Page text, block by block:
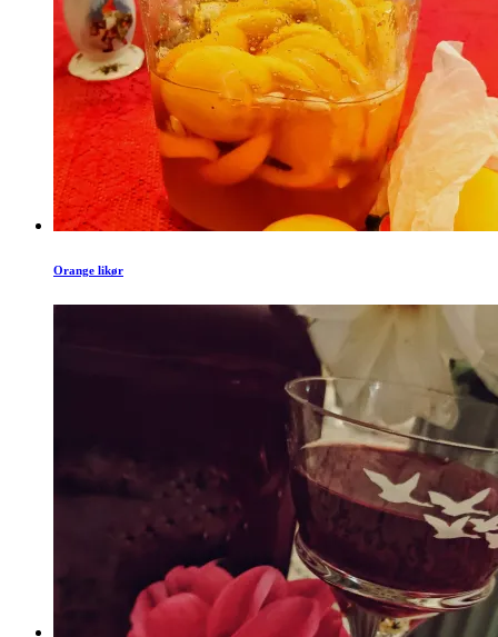
Orange likør